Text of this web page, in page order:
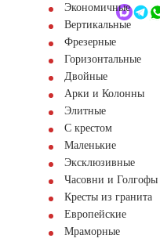
Обратный звонокЭкономичные
Вертикальные
Фрезерные
Горизонтальные
Двойные
Арки и Колонны
Элитные
С крестом
Маленькие
Эксклюзивные
Часовни и Голгофы
Кресты из гранита
Европейские
Мраморные